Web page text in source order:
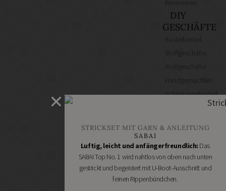
DIY
GESCHÄFTE
Bastelbedarf
Stoffgeschäfte
Wollgeschäfte
Handgemachtes
Schneidereibedarf
Handarbeitszubehör
Online
Shops
Schmuckzubehör
Nähmaschinen
STRICKSET MIT GARN & ANLEITUNG
SABAI
Luftig, leicht und anfängerfreundlich: Das
SABAI Top No. 1 wird nahtlos von oben nach unten
gestrickt und begeistert mit U-Boot-Ausschnitt und
feinen Rippenbündchen.